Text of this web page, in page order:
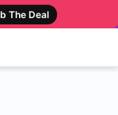
The Deal